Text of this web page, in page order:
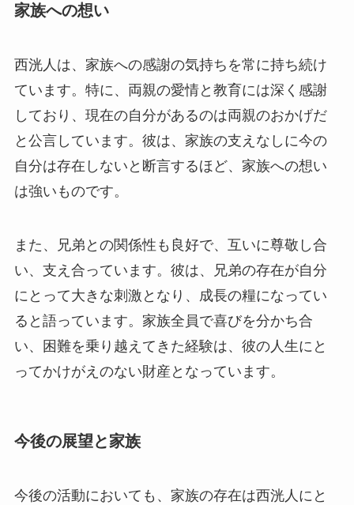
家族への想い
西洸人は、家族への感謝の気持ちを常に持ち続け
ています。特に、両親の愛情と教育には深く感謝
しており、現在の自分があるのは両親のおかげだ
と公言しています。彼は、家族の支えなしに今の
自分は存在しないと断言するほど、家族への想い
は強いものです。
また、兄弟との関係性も良好で、互いに尊敬し合
い、支え合っています。彼は、兄弟の存在が自分
にとって大きな刺激となり、成長の糧になってい
ると語っています。家族全員で喜びを分かち合
い、困難を乗り越えてきた経験は、彼の人生にと
ってかけがえのない財産となっています。
今後の展望と家族
今後の活動においても、家族の存在は西洸人にと